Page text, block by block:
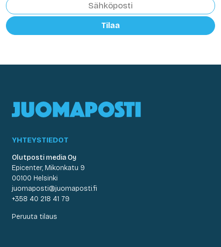
Tilaa
YHTEYSTIEDOT
Olutposti media Oy
Epicenter, Mikonkatu 9
00100 Helsinki
juomaposti@juomaposti.fi
+358 40 218 41 79
Peruuta tilaus